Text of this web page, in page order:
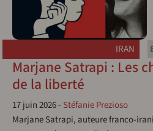
IRAN
Marjane Satrapi : Les
de la liberté
17 juin 2026- Stéfanie Prezioso
Marjane Satrapi, auteure franco-